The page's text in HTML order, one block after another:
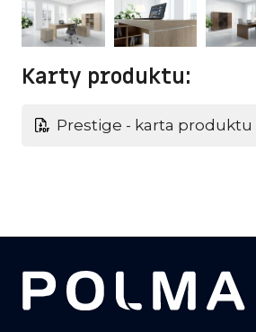
Karty produktu:
Prestige - karta produktu